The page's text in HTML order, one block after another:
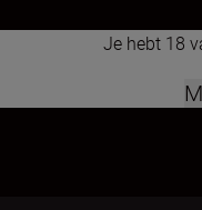
Je hebt 18